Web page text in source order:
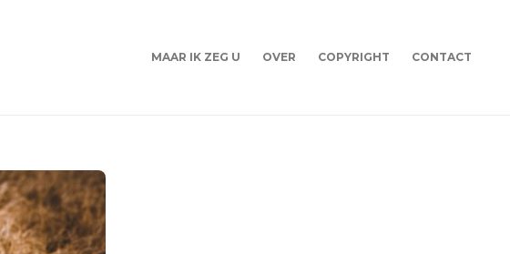
MAAR IK ZEG U OVER COPYRIGHT CONTACT